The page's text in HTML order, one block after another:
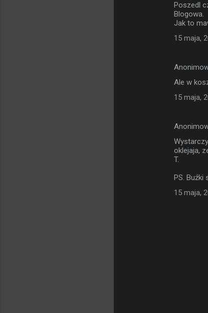
Poszedl
Blogowa.
Jak to
15 maja,
Ale w
15 maja,
oklejaja,
T.
PS. Buźki
15 maja,